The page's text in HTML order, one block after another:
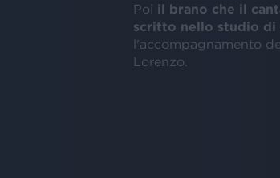
Poi il brano che il
scritto nello studio di
l'accompagnamento
Lorenzo.